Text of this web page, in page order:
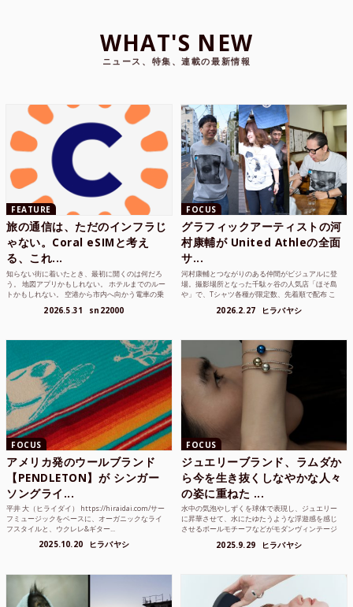
WHAT'S NEW
ニュース、特集、連載の最新情報
FEATURE
旅の通信は、ただのインフラじ
ゃない。Coral eSIMと考え
る、これ...
知らない街に着いたとき、最初に開くのは何だろ
う。 地図アプリかもしれない。 ホテルまでのルー
トかもしれない。 空港から市内へ向かう電車の乗
2026.5.31 sn22000
FOCUS
グラフィックアーティストの河
村康輔が United Athleの全面
サ...
河村康輔とつながりのある仲間がビジュアルに登
場。撮影場所となった千駄ヶ谷の人気店「ほそ島
や」で、Tシャツ各種が限定数、先着順で配布 こ
2026.2.27 ヒラバヤシ
FOCUS
アメリカ発のウールブランド
【PENDLETON】が シンガー
ソングライ...
平井 大（ヒライダイ） https://hiraidai.com/サー
フミュージックをベースに、オーガニックなライ
フスタイルと、ウクレレ&ギター...
2025.10.20 ヒラバヤシ
FOCUS
ジュエリーブランド、ラムダか
ら今を生き抜くしなやかな人々
の姿に重ねた ...
水中の気泡やしずくを球体で表現し、ジュエリー
に昇華させて、水にたゆたうような浮遊感を感じ
させるボールモチーフなどがモダンヴィンテージ
2025.9.29 ヒラバヤシ